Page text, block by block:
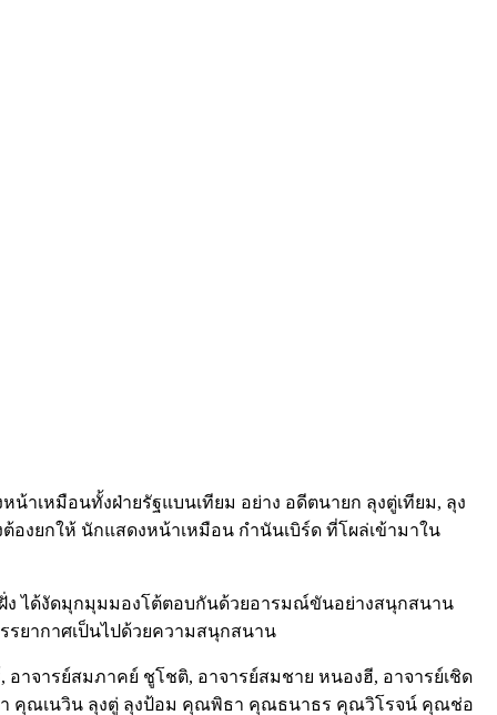
าเหมือนทั้งฝ่ายรัฐแบนเทียม อย่าง อดีตนายก ลุงตู่เทียม, ลุง
องยกให้ นักแสดงหน้าเหมือน กำนันเบิร์ด ที่โผล่เข้ามาใน
ฝั่ง ได้งัดมุกมุมมองโต้ตอบกันด้วยอารมณ์ขันอย่างสนุกสนาน
รยากาศเป็นไปด้วยความสนุกสนาน
าจารย์สมภาคย์ ชูโชติ, อาจารย์สมชาย หนองฮี, อาจารย์เชิด
คุณเนวิน ลุงตู่ ลุงป้อม คุณพิธา คุณธนาธร คุณวิโรจน์ คุณช่อ